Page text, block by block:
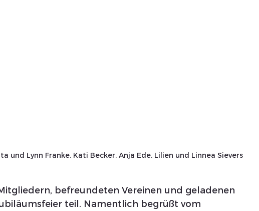
und Lynn Franke, Kati Becker, Anja Ede, Lilien und Linnea Sievers
befreundeten Vereinen und geladenen
teil. Namentlich begrüßt vom